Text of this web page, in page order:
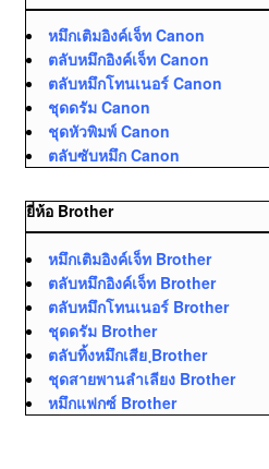
หมึกเติมอิงค์เจ็ท Canon
ตลับหมึกอิงค์เจ็ท Canon
ตลับหมึกโทนเนอร์ Canon
ชุดดรัม Canon
ชุดหัวพิมพ์ Canon
ตลับซับหมึก Canon
ยี่ห้อ Brother
หมึกเติมอิงค์เจ็ท Brother
ตลับหมึกอิงค์เจ็ท Brother
ตลับหมึกโทนเนอร์ Brother
ชุดดรัม Brother
ตลับทิ้งหมึกเสีย ฺBrother
ชุดสายพานลำเลียง Brother
หมึกแฟกซ์ Brother